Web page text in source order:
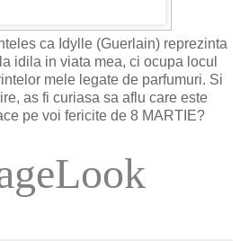
ca Idylle (Guerlain) reprezinta
idila in viata mea, ci ocupa locul
mele legate de parfumuri. Si
as fi curiasa sa aflu care este
pe voi fericite de 8 MARTIE?